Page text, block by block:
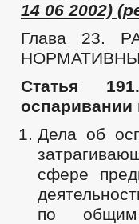
14 06 2002)
Глава 23.
Статья
Дела об
сфере
по общим